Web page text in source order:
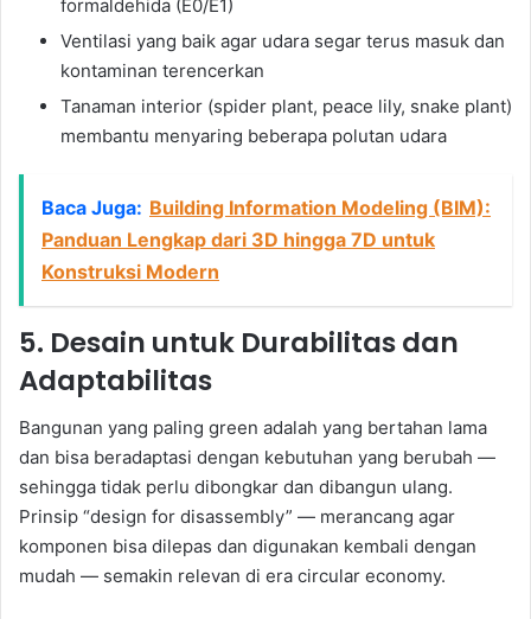
formaldehida (E0/E1)
Ventilasi yang baik agar udara segar terus masuk dan
kontaminan terencerkan
Tanaman interior (spider plant, peace lily, snake plant)
membantu menyaring beberapa polutan udara
Baca Juga: Building Information Modeling (BIM):
Panduan Lengkap dari 3D hingga 7D untuk
Konstruksi Modern
5. Desain untuk Durabilitas dan
Adaptabilitas
Bangunan yang paling green adalah yang bertahan lama
dan bisa beradaptasi dengan kebutuhan yang berubah —
sehingga tidak perlu dibongkar dan dibangun ulang.
Prinsip “design for disassembly” — merancang agar
komponen bisa dilepas dan digunakan kembali dengan
mudah — semakin relevan di era circular economy.